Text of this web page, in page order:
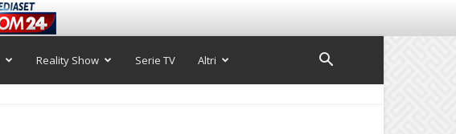
Reality Show Serie TV Altri